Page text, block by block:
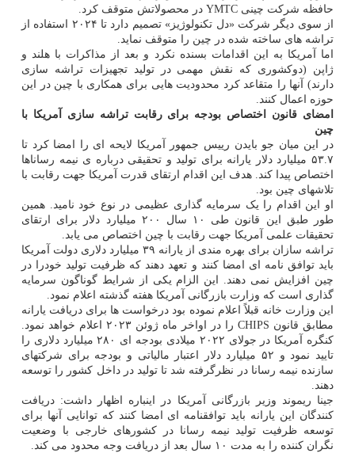
حافظه شرکت چینی YMTC در محصولاتش متوقف کرد.
از سوی دیگر شرکت «دل تکنولوژیز» تصمیم دارد تا ۲۰۲۴ استفاده از
تراشه های ساخته شده در چین را متوقف نماید.
اما آمریکا به این اقدامات بسنده نکرد و بعد از مذاکرات با هلند و
ژاپن (دوکشوری که نقش مهمی در تولید تجهیزات تراشه سازی
دارند) آنها را متقاعد کرد محدودیت هایی برای همکاری با چین در این
حوزه اعمال کنند.
امضای قانون اختصاص بودجه برای رقابت تراشه سازی آمریکا با
چین
در این میان جو بایدن رییس جمهور آمریکا لایحه ای را امضا کرد تا
۵۳.۷ میلیارد دلار یارانه برای تولید و تحقیقی درباره ی نیمه رساناها
اختصاص پیدا کند. هدف این اقدام ارتقای قدرت آمریکا جهت رقابت با
تلاشهای چین بود.
او این اقدام را یک سرمایه گذاری عظیمی در نوع خود نامید. همین
طور طبق این قانون طی ۱۰ سال ۲۰۰ میلیارد دلار برای ارتقای
تحقیقات علمی آمریکا جهت رقابت با چین اختصاص می یابد.
تراشه سازان برای بهره مندی از یارانه ۳۹ میلیارد دلاری دولت آمریکا
باید توافق نامه ای امضا کنند و تعهد دهند که ظرفیت تولید خودرا در
چین افزایش نمی دهند. این الزام یکی از شرایط گوناگون سرمایه
گذاری است که وزارت بازرگانی آمریکا هفته گذشته اعلام نمود.
این وزارت خانه قبلاً اعلام نموده بود درخواست ها برای دریافت یارانه
مطابق قانون CHIPS را در اواخر ماه ژوئن ۲۰۲۳ اعلام خواهد نمود.
کنگره آمریکا در جولای ۲۰۲۲ میلادی بودجه ای ۲۸۰ میلیارد دلاری را
تایید نمود و ۵۲ میلیارد دلار اعتبار مالیاتی و بودجه برای شرکتهای
سازنده نیمه رسانا در نظرگرفته شد تا تولید در داخل کشور را توسعه
دهند.
جینا ریموند وزیر بازرگانی آمریکا در اینباره اظهار داشت: دریافت
کنندگان این یارانه باید توافقنامه ای امضا کنند که توانایی آنها برای
توسعه ظرفیت تولید نیمه رسانا در کشورهای خارجی با وضعیت
نگران کننده را به مدت ۱۰ سال بعد از دریافت وجه محدود می کند.